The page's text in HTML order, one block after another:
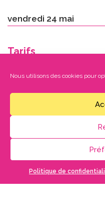
Nous utilisons des cookies pour
Politique de
vendredi 24 mai
Tarifs
En cas de souci avec la
culture@saint-loubes.fr
Des places sont disponibles sur les